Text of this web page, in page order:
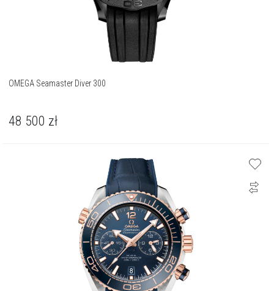
OMEGA Seamaster Diver 300
48 500 zł